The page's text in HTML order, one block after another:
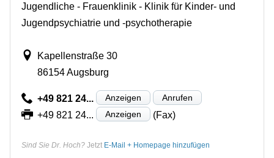
Jugendliche - Frauenklinik - Klinik für Kinder- und
Jugendpsychiatrie und -psychotherapie
Kapellenstraße 30
86154 Augsburg
+49 821 24... Anzeigen Anrufen
+49 821 24... Anzeigen (Fax)
Sind Sie Dr. Hoch? Jetzt E-Mail + Homepage hinzufügen